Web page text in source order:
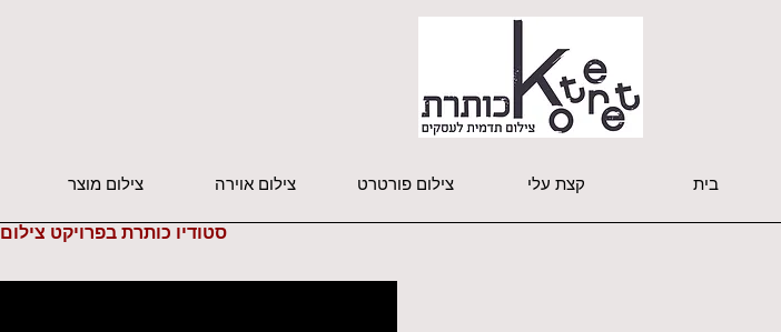
בית קצת עלי צילום פורטרט צילום אוירה צילום מוצר